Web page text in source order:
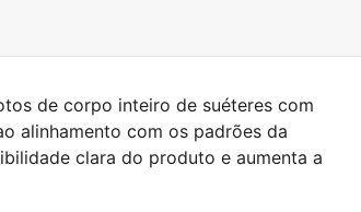
de corpo inteiro de suéteres com
alinhamento com os padrões da
clara do produto e aumenta a